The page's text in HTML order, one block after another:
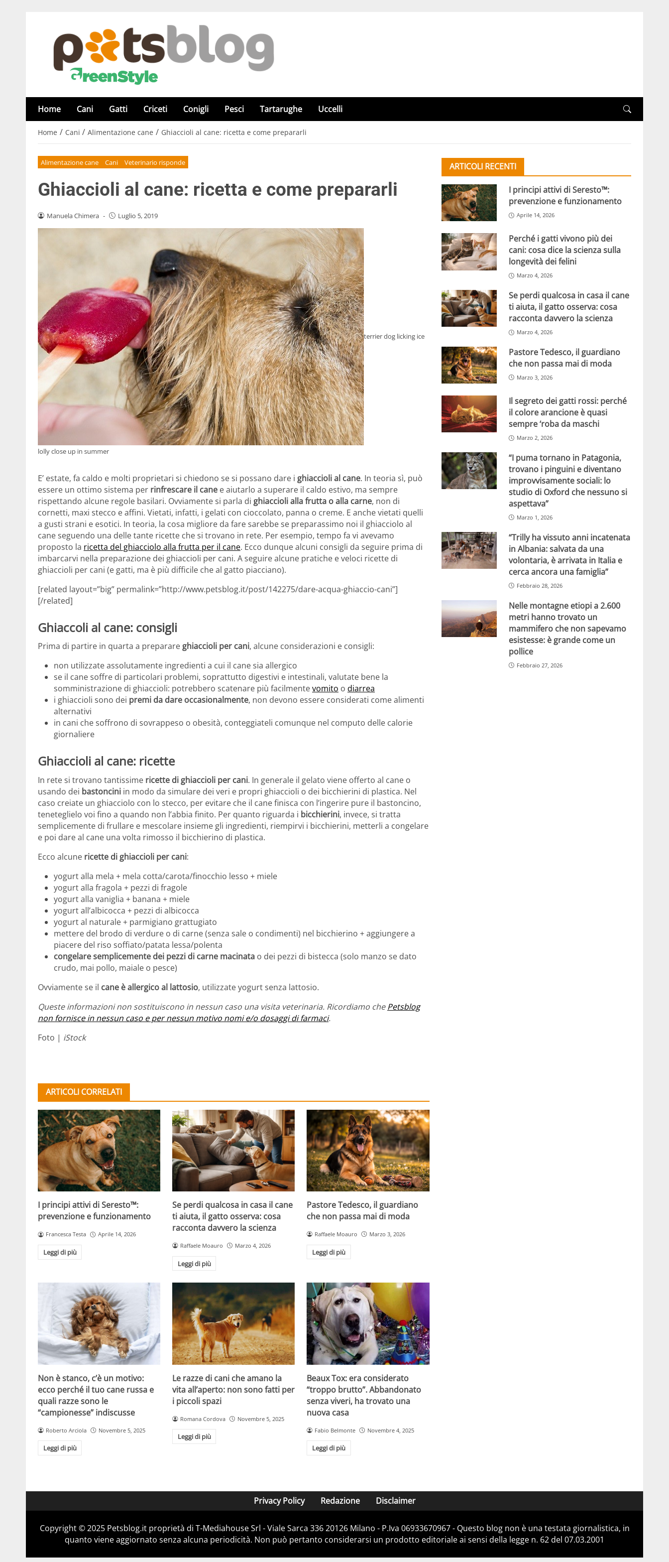
Home Cani Gatti Criceti Conigli Pesci Tartarughe Uccelli
Home / Cani / Alimentazione cane / Ghiaccioli al cane: ricetta e come prepararli
Alimentazione cane Cani Veterinario risponde
Ghiaccioli al cane: ricetta e come prepararli
Manuela Chimera - Luglio 5, 2019
terrier dog licking ice
lolly close up in summer
E’ estate, fa caldo e molti proprietari si chiedono se si possano dare i ghiaccioli al cane. In teoria sì, può
essere un ottimo sistema per rinfrescare il cane e aiutarlo a superare il caldo estivo, ma sempre
rispettando alcune regole basilari. Ovviamente si parla di ghiaccioli alla frutta o alla carne, non di
cornetti, maxi stecco e affini. Vietati, infatti, i gelati con cioccolato, panna o creme. E anche vietati quelli
a gusti strani e esotici. In teoria, la cosa migliore da fare sarebbe se preparassimo noi il ghiacciolo al
cane seguendo una delle tante ricette che si trovano in rete. Per esempio, tempo fa vi avevamo
proposto la ricetta del ghiacciolo alla frutta per il cane. Ecco dunque alcuni consigli da seguire prima di
imbarcarvi nella preparazione dei ghiaccioli per cani. A seguire alcune pratiche e veloci ricette di
ghiaccioli per cani (e gatti, ma è più difficile che al gatto piacciano).
[related layout=”big” permalink=”http://www.petsblog.it/post/142275/dare-acqua-ghiaccio-cani”]
[/related]
Ghiaccoli al cane: consigli
Prima di partire in quarta a preparare ghiaccioli per cani, alcune considerazioni e consigli:
non utilizzate assolutamente ingredienti a cui il cane sia allergico
se il cane soffre di particolari problemi, soprattutto digestivi e intestinali, valutate bene la
somministrazione di ghiaccioli: potrebbero scatenare più facilmentevomito o diarrea
i ghiaccioli sono dei premi da dare occasionalmente, non devono essere considerati come alimenti
alternativi
in cani che soffrono di sovrappeso o obesità, conteggiateli comunque nel computo delle calorie
giornaliere
Ghiaccioli al cane: ricette
In rete si trovano tantissime ricette di ghiaccioli per cani. In generale il gelato viene offerto al cane o
usando dei bastoncini in modo da simulare dei veri e propri ghiaccioli o dei bicchierini di plastica. Nel
caso creiate un ghiacciolo con lo stecco, per evitare che il cane finisca con l’ingerire pure il bastoncino,
teneteglielo voi fino a quando non l’abbia finito. Per quanto riguarda i bicchierini, invece, si tratta
semplicemente di frullare e mescolare insieme gli ingredienti, riempirvi i bicchierini, metterli a congelare
e poi dare al cane una volta rimosso il bicchierino di plastica.
Ecco alcune ricette di ghiaccioli per cani:
yogurt alla mela + mela cotta/carota/finocchio lesso + miele
yogurt alla fragola + pezzi di fragole
yogurt alla vaniglia + banana + miele
yogurt all’albicocca + pezzi di albicocca
yogurt al naturale + parmigiano grattugiato
mettere del brodo di verdure o di carne (senza sale o condimenti) nel bicchierino + aggiungere a
piacere del riso soffiato/patata lessa/polenta
congelare semplicemente dei pezzi di carne macinata o dei pezzi di bistecca (solo manzo se dato
crudo, mai pollo, maiale o pesce)
Ovviamente se il cane è allergico al lattosio, utilizzate yogurt senza lattosio.
Queste informazioni non sostituiscono in nessun caso una visita veterinaria. Ricordiamo chePetsblog
non fornisce in nessun caso e per nessun motivo nomi e/o dosaggi di farmaci.
Foto | iStock
ARTICOLI CORRELATI
I principi attivi di Seresto™:
prevenzione e funzionamento
Francesca Testa Aprile 14, 2026
Leggi di più
Se perdi qualcosa in casa il cane
ti aiuta, il gatto osserva: cosa
racconta davvero la scienza
Raffaele Moauro Marzo 4, 2026
Leggi di più
Pastore Tedesco, il guardiano
che non passa mai di moda
Raffaele Moauro Marzo 3, 2026
Leggi di più
Non è stanco, c’è un motivo:
ecco perché il tuo cane russa e
quali razze sono le
“campionesse” indiscusse
Roberto Arciola Novembre 5, 2025
Leggi di più
Le razze di cani che amano la
vita all’aperto: non sono fatti per
i piccoli spazi
Romana Cordova Novembre 5, 2025
Leggi di più
Beaux Tox: era considerato
“troppo brutto”. Abbandonato
senza viveri, ha trovato una
nuova casa
Fabio Belmonte Novembre 4, 2025
Leggi di più
ARTICOLI RECENTI
I principi attivi di Seresto™:
prevenzione e funzionamento
Aprile 14, 2026
Perché i gatti vivono più dei
cani: cosa dice la scienza sulla
longevità dei felini
Marzo 4, 2026
Se perdi qualcosa in casa il cane
ti aiuta, il gatto osserva: cosa
racconta davvero la scienza
Marzo 4, 2026
Pastore Tedesco, il guardiano
che non passa mai di moda
Marzo 3, 2026
Il segreto dei gatti rossi: perché
il colore arancione è quasi
sempre ‘roba da maschi
Marzo 2, 2026
“I puma tornano in Patagonia,
trovano i pinguini e diventano
improvvisamente sociali: lo
studio di Oxford che nessuno si
aspettava”
Marzo 1, 2026
“Trilly ha vissuto anni incatenata
in Albania: salvata da una
volontaria, è arrivata in Italia e
cerca ancora una famiglia”
Febbraio 28, 2026
Nelle montagne etiopi a 2.600
metri hanno trovato un
mammifero che non sapevamo
esistesse: è grande come un
pollice
Febbraio 27, 2026
Privacy Policy Redazione Disclaimer
Copyright © 2025 Petsblog.it proprietà di T-Mediahouse Srl - Viale Sarca 336 20126 Milano - P.Iva 06933670967 - Questo blog non è una testata giornalistica, in
quanto viene aggiornato senza alcuna periodicità. Non può pertanto considerarsi un prodotto editoriale ai sensi della legge n. 62 del 07.03.2001